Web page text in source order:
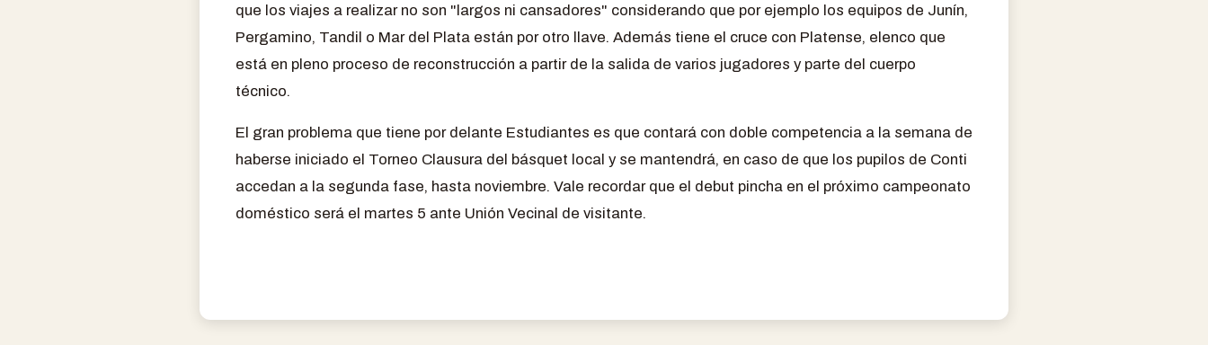
que los viajes a realizar no son "largos ni cansadores" considerando que por ejemplo los equipos de Junín,
Pergamino, Tandil o Mar del Plata están por otro llave. Además tiene el cruce con Platense, elenco que
está en pleno proceso de reconstrucción a partir de la salida de varios jugadores y parte del cuerpo
técnico.
El gran problema que tiene por delante Estudiantes es que contará con doble competencia a la semana de
haberse iniciado el Torneo Clausura del básquet local y se mantendrá, en caso de que los pupilos de Conti
accedan a la segunda fase, hasta noviembre. Vale recordar que el debut pincha en el próximo campeonato
doméstico será el martes 5 ante Unión Vecinal de visitante.